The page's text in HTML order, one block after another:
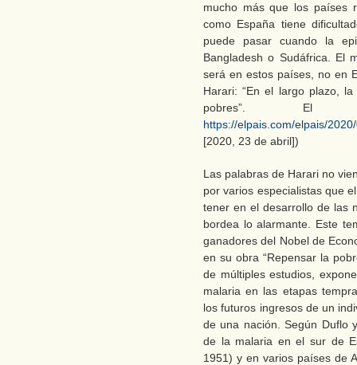
mucho más que los países
como España tiene
puede pasar cuando la
Bangladesh o Sudáfrica. El
será en estos países, no en
Harari: “En el largo plazo,
pobres”. El
https://elpais.com/elpais/
[2020, 23 de abril])
Las palabras de Harari no
por varios especialistas que
tener en el desarrollo de las
bordea lo alarmante. Este
ganadores del Nobel de
en su obra “Repensar la
de múltiples estudios,
malaria en las etapas
los futuros ingresos de un
de una nación. Según Duflo
de la malaria en el sur de
1951) y en varios países de